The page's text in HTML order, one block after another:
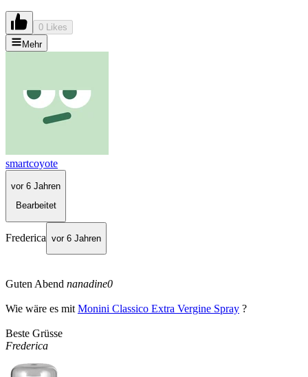
0 Likes
Mehr
smartcoyote
vor 6 Jahren
Bearbeitet
Frederica vor 6 Jahren
Guten Abend nanadine0
Wie wäre es mitMonini Classico Extra Vergine Spray ?
Beste Grüsse
Frederica